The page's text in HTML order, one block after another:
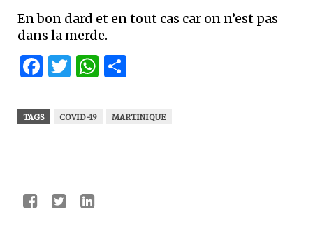
En bon dard et en tout cas car on n’est pas
dans la merde.
Facebook
Twitter
WhatsApp
TAGS COVID-19 MARTINIQUE